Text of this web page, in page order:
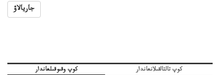
جاريالاۋ
كوپ وقىوقىلعاندار كوپ تالتالقىلانعاندار